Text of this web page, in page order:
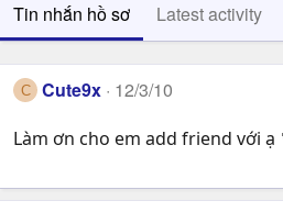
Tin nhắn hồ sơ Latest activity
C Cute9x 12/3/10
Làm ơn cho em add friend với ạ